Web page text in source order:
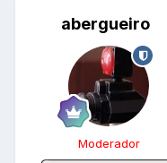
abergueiro
Moderador